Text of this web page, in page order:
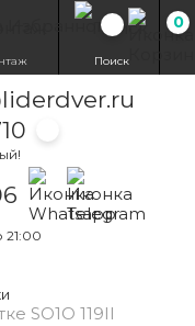
Написать на
Написать на
21:00
0
Поиск
SO1O 119II